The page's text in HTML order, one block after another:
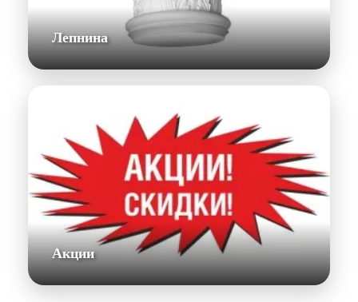
Лепнина
Акции